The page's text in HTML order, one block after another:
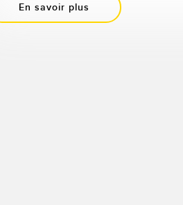
En savoir plus